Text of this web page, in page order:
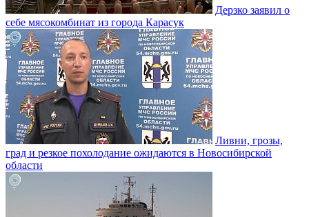
Дерзко заявил о
себе мясокомбинат из города Карасук
Ливни, грозы,
град и резкое похолодание ожидаются в Новосибирской
области